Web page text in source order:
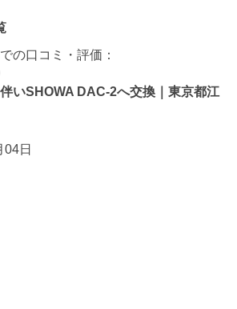
の口コミ・評価：
いSHOWA DAC-2へ交換｜東京都江
日